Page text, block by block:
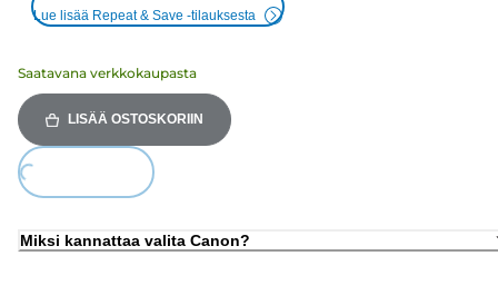
Lue lisää Repeat & Save -tilauksesta
Saatavana verkkokaupasta
LISÄÄ OSTOSKORIIN
Miksi kannattaa valita Canon?